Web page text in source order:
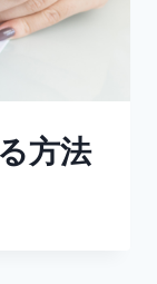
方法